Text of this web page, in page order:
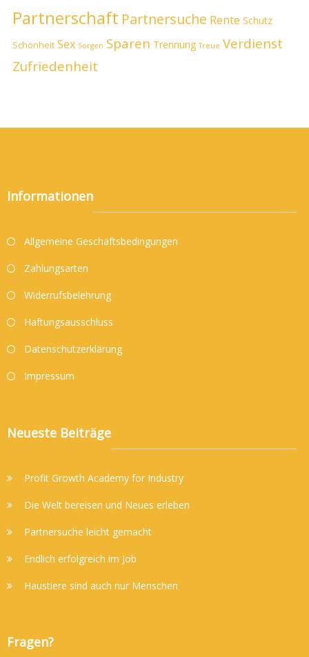
Partnerschaft Partnersuche Rente Schutz
Schönheit Sex Sorgen Sparen Trennung Treue Verdienst
Zufriedenheit
Informationen
Allgemeine Geschäftsbedingungen
Zahlungsarten
Widerrufsbelehrung
Haftungsausschluss
Datenschutzerklärung
Impressum
Neueste Beiträge
Profit Growth Academy for Industry
Die Welt bereisen und Neues erleben
Partnersuche leicht gemacht
Endlich erfolgreich im Job
Haustiere sind auch nur Menschen
Fragen?